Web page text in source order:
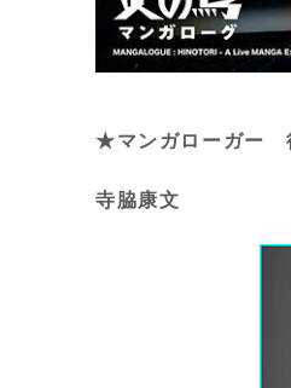
★マンガローガー
寺脇康文